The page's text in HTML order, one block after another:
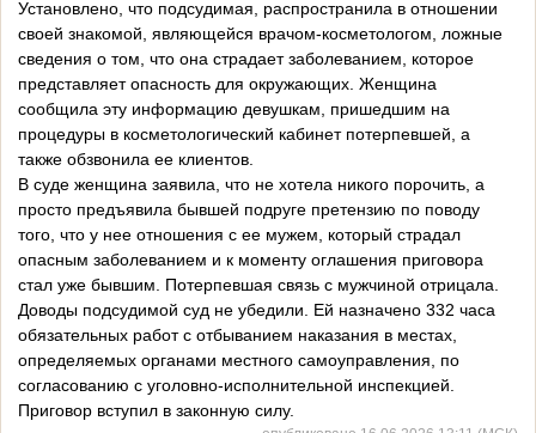
Установлено, что подсудимая, распространила в отношении
своей знакомой, являющейся врачом-косметологом, ложные
сведения о том, что она страдает заболеванием, которое
представляет опасность для окружающих. Женщина
сообщила эту информацию девушкам, пришедшим на
процедуры в косметологический кабинет потерпевшей, а
также обзвонила ее клиентов.
В суде женщина заявила, что не хотела никого порочить, а
просто предъявила бывшей подруге претензию по поводу
того, что у нее отношения с ее мужем, который страдал
опасным заболеванием и к моменту оглашения приговора
стал уже бывшим. Потерпевшая связь с мужчиной отрицала.
Доводы подсудимой суд не убедили. Ей назначено 332 часа
обязательных работ с отбыванием наказания в местах,
определяемых органами местного самоуправления, по
согласованию с уголовно-исполнительной инспекцией.
Приговор вступил в законную силу.